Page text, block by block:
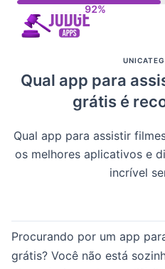
Qual app para
grátis é
Qual app para assistir
os melhores aplicativos e
incrível
Procurando por um app
grátis? Você não está